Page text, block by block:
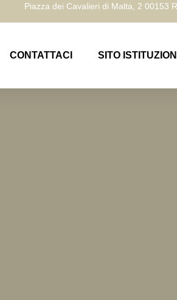
Piazza dei Cavalieri di Malta, 2 00153
CONTATTACI SITO